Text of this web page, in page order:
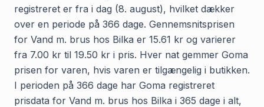
registreret er fra i dag (8. august), hvilket dækker
over en periode på 366 dage. Gennemsnitsprisen
for Vand m. brus hos Bilka er 15.61 kr og varierer
fra 7.00 kr til 19.50 kr i pris. Hver nat gemmer Goma
prisen for varen, hvis varen er tilgængelig i butikken.
I perioden på 366 dage har Goma registreret
prisdata for Vand m. brus hos Bilka i 365 dage i alt,